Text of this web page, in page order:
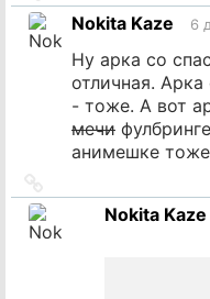
на
источник
Nokita Kaze 6
Ну арка со
отличная.
- тоже. А вот
мечи
анимешке
на
источникNokita Kaze